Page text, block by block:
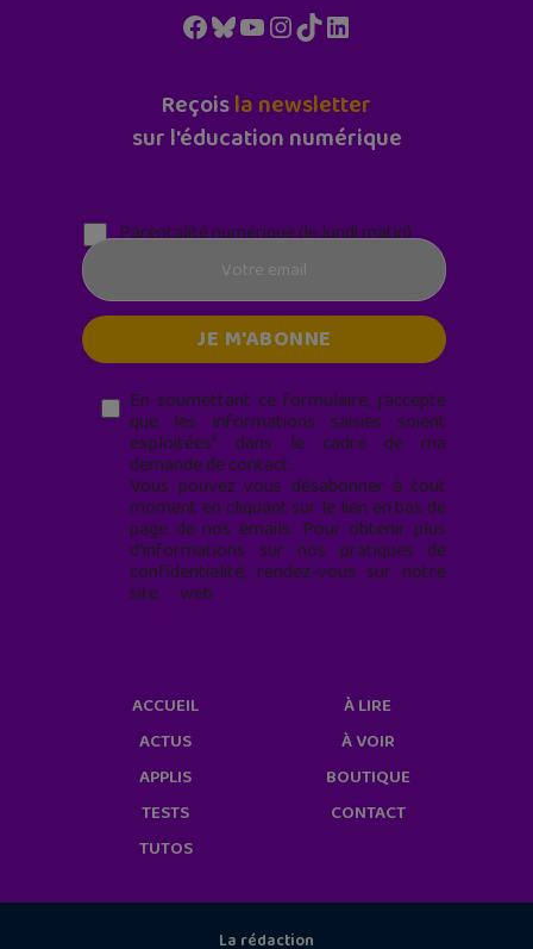
Facebook
Bluesky
YouTube
Instagram
TikTokLinkedIn
Reçoisla newsletter
sur l'éducation numérique
Parentalité numérique (le lundi matin)
En soumettant ce formulaire, j’accepte
que les informations saisies soient
exploitées* dans le cadre de ma
demande de contact.
Vous pouvez vous désabonner à tout
moment en cliquant sur le lien en bas de
page de nos emails. Pour obtenir plus
d'informations sur nos pratiques de
confidentialité, rendez-vous sur notre
site web
ACCUEIL
ACTUS
APPLIS
TESTS
TUTOS
À LIRE
À VOIR
BOUTIQUE
CONTACT
La rédaction